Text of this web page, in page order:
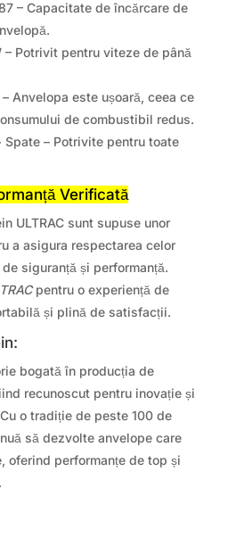
– Capacitate de încărcare de
– Potrivit pentru viteze de până
Anvelopa este ușoară, ceea ce
de combustibil redus.
Spate – Potrivite pentru toate
Verificată
ULTRAC sunt supuse unor
a asigura respectarea celor
siguranță și performanță.
pentru o experiență de
și plină de satisfacții.
bogată în producția de
recunoscut pentru inovație și
o tradiție de peste 100 de
să dezvolte anvelope care
oferind performanțe de top și